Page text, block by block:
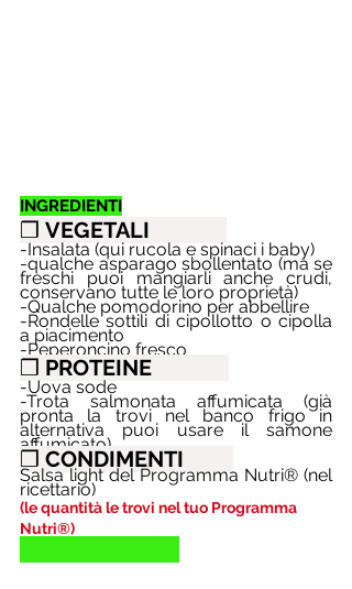
INGREDIENTI
❒ VEGETALI
-Insalata (qui rucola e spinaci i baby)
-qualche asparago sbollentato (ma se
freschi puoi mangiarli anche crudi,
conservano tutte le loro proprietà)
-Qualche pomodorino per abbellire
-Rondelle sottili di cipollotto o cipolla
a piacimento
-Peperoncino fresco
❒ PROTEINE
-Uova sode
-Trota salmonata affumicata (già
pronta la trovi nel banco frigo in
alternativa puoi usare il samone
affumicato)
❒ CONDIMENTI
Salsa light del Programma Nutri®️ (nel
ricettario)
(le quantità le trovi nel tuo Programma
Nutri®)